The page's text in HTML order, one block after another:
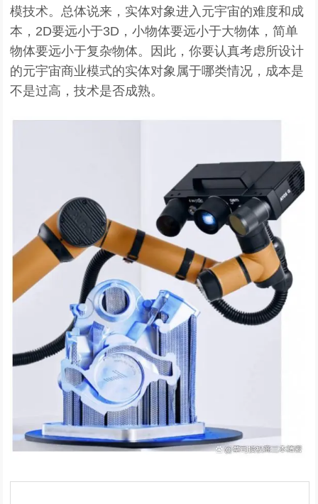
模技术。总体说来，实体对象进入元宇宙的难度和成
本，2D要远小于3D，小物体要远小于大物体，简单
物体要远小于复杂物体。因此，你要认真考虑所设计
的元宇宙商业模式的实体对象属于哪类情况，成本是
不是过高，技术是否成熟。